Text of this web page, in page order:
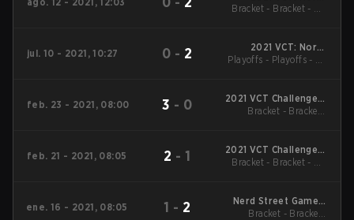
America Stage 3
Bracket - Bracket - UB
jul. 10 - 2021, 10:27 0 - 2
2021 VCT: North
America Stage 3
Playoffs - Playoffs - LB
feb. 23 - 2021, 08:00 3 - 0
2021 VCT Challengers
2 Stage 1 NA
Bracket - Bracket -
feb. 21 - 2021, 08:05 2 - 1
2021 VCT Challengers
2 Stage 1 NA
Bracket - Bracket - UB
ene. 16 - 2021, 08:05 1 - 2
Nerd Street Gamers
Winter Championship
Bracket - Bracket -